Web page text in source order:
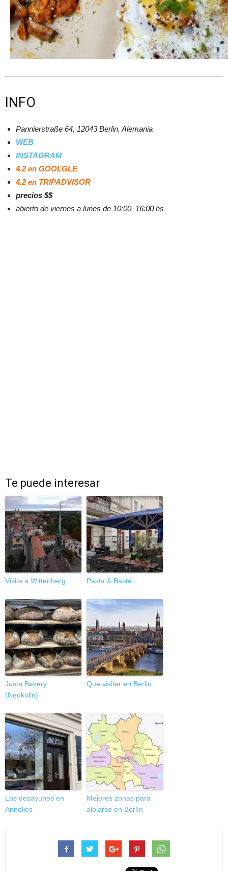
INFO
Pannierstraße 64, 12043 Berlin, Alemania
WEB
INSTAGRAM
4.2 en GOOLGLE
4.2 en TRIPADVISOR
precios $$
abierto de viernes a lunes de 10:00–16:00 hs
Te puede interesar
Visita a Wittenberg Pasta & Basta
Justa Bakery
(Neukölln)
Que visitar en Berlin
Los desayunos en
Annelies
Mejores zonas para
alojarse en Berlín